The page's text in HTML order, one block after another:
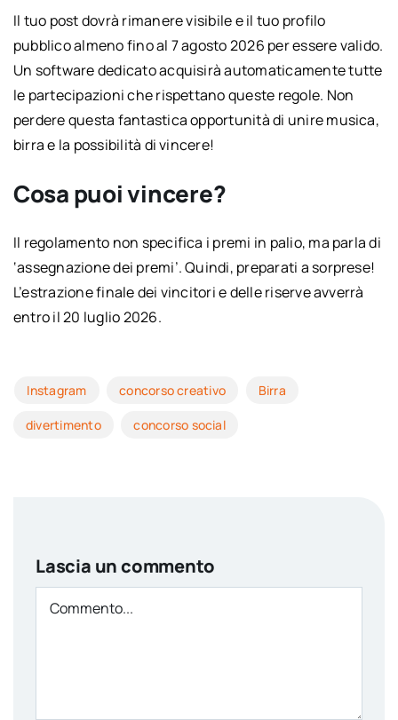
Il tuo post dovrà rimanere visibile e il tuo profilo
pubblico almeno fino al 7 agosto 2026 per essere valido.
Un software dedicato acquisirà automaticamente tutte
le partecipazioni che rispettano queste regole. Non
perdere questa fantastica opportunità di unire musica,
birra e la possibilità di vincere!
Cosa puoi vincere?
Il regolamento non specifica i premi in palio, ma parla di
‘assegnazione dei premi’. Quindi, preparati a sorprese!
L’estrazione finale dei vincitori e delle riserve avverrà
entro il 20 luglio 2026.
Instagram concorso creativo Birra
divertimento concorso social
Lascia un commento
Comment